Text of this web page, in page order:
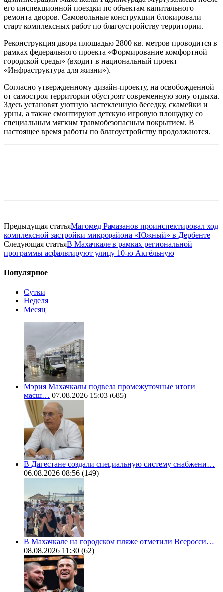
его инспекционной поездки по объектам капитального
ремонта дворов. Самовольные конструкции блокировали
старт комплексных работ по благоустройству территории.
Реконструкция двора площадью 2800 кв. метров проводится в
рамках федерального проекта «Формирование комфортной
городской среды» (входит в национальный проект
«Инфраструктура для жизни»).
Согласно утвержденному дизайн-проекту, на освобожденной
от самостроя территории обустроят современную зону отдыха.
Здесь установят уютную застекленную беседку, скамейки и
урны, а также смонтируют детскую игровую площадку со
специальным мягким травмобезопасным покрытием. В
настоящее время работы по благоустройству продолжаются.
Предыдущая статьяМагомед Рамазанов проинспектировал ход
комплексной застройки микрорайона «Южный» в Дербенте
Следующая статьяВ Махачкале в рамках региональной
программы асфальтируют улицу 10-ю Акгёльную
Популярное
Сутки
Неделя
Месяц
Мэрия Махачкалы подвела промежуточные итоги
масш… 07.08.2026 15:03 (685)
В Дагестане создали специальную систему снабжени…
06.08.2026 08:56 (149)
В Махачкале на городском пляже отметили Всеросси…
08.08.2026 11:30 (62)